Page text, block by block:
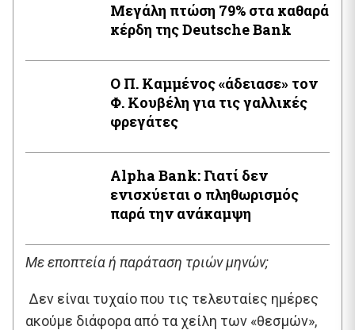
Μεγάλη πτώση 79% στα καθαρά
κέρδη της Deutsche Bank
Ο Π. Καμμένος «άδειασε» τον
Φ. Κουβέλη για τις γαλλικές
φρεγάτες
Alpha Bank: Γιατί δεν
ενισχύεται ο πληθωρισμός
παρά την ανάκαμψη
Με εποπτεία ή παράταση τριών μηνών;
Δεν είναι τυχαίο που τις τελευταίες ημέρες
ακούμε διάφορα από τα χείλη των «θεσμών»,